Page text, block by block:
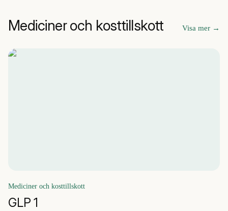
Mediciner och kosttillskott Visa mer →
Mediciner och kosttillskott
GLP 1